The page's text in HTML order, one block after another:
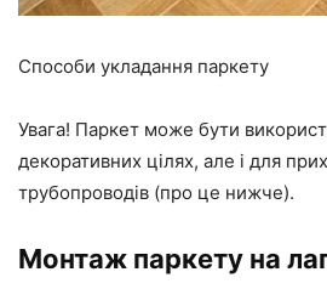
Способи укладання паркету
Увага! Паркет може бути
декоративних цілях, але і для
трубопроводів (про це нижче).
Монтаж паркету на